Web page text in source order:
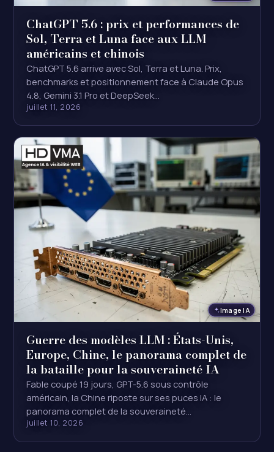
ChatGPT 5.6 : prix et performances de
Sol, Terra et Luna face aux LLM
américains et chinois
ChatGPT 5.6 arrive avec Sol, Terra et Luna. Prix,
benchmarks et positionnement face à Claude Opus
4.8, Gemini 3.1 Pro et DeepSeek…
juillet 11, 2026
Image IA
Guerre des modèles LLM : États-Unis,
Europe, Chine, le panorama complet de
la bataille pour la souveraineté IA
Fable coupé 19 jours, GPT-5.6 sous contrôle
américain, la Chine riposte sur ses puces IA : le
panorama complet de la souveraineté…
juillet 10, 2026